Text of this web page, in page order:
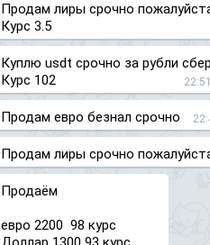
Продам лиры срочно
Курс 3.5
Куплю usdt срочно за рубли
Курс 102
Продам евро безнал срочно
Продам лиры срочно
Продаём
евро 2200 98 курс